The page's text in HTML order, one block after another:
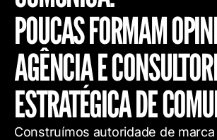
POUCAS FORMAM
AGÊNCIA E
ESTRATÉGICA DE
Construímos autoridade de